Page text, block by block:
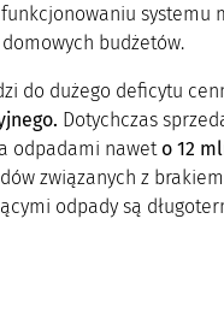
systemu
budżetów.
do dużego deficytu
Dotychczas
odpadami naweto 12
związanych z
odpady są